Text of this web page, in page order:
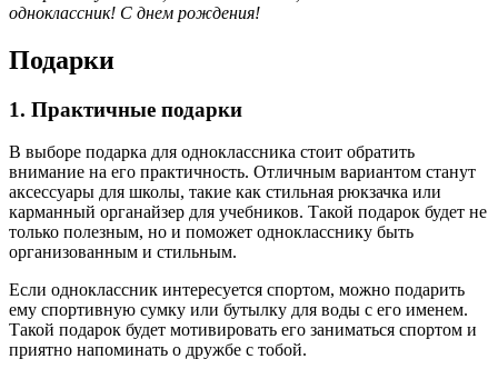
одноклассник! С днем рождения!
Подарки
1. Практичные подарки
В выборе подарка для одноклассника стоит обратить
внимание на его практичность. Отличным вариантом станут
аксессуары для школы, такие как стильная рюкзачка или
карманный органайзер для учебников. Такой подарок будет не
только полезным, но и поможет однокласснику быть
организованным и стильным.
Если одноклассник интересуется спортом, можно подарить
ему спортивную сумку или бутылку для воды с его именем.
Такой подарок будет мотивировать его заниматься спортом и
приятно напоминать о дружбе с тобой.